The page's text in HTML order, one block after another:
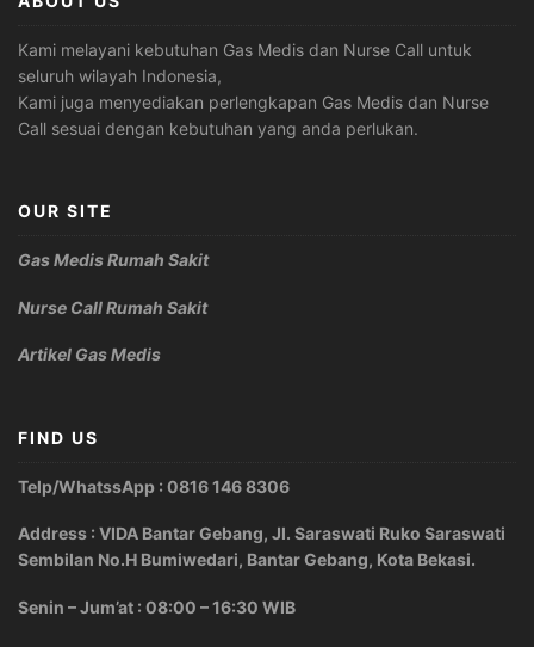
Kami melayani kebutuhan Gas Medis dan Nurse Call untuk
seluruh wilayah Indonesia,
Kami juga menyediakan perlengkapan Gas Medis dan Nurse
Call sesuai dengan kebutuhan yang anda perlukan.
OUR SITE
Gas Medis Rumah Sakit
Nurse Call Rumah Sakit
Artikel Gas Medis
FIND US
Telp/WhatssApp : 0816 146 8306
Address : VIDA Bantar Gebang, Jl. Saraswati Ruko Saraswati
Sembilan No.H Bumiwedari, Bantar Gebang, Kota Bekasi.
Senin – Jum’at : 08:00 – 16:30 WIB